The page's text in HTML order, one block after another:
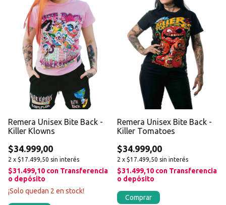
Remera Unisex Bite Back -
Killer Klowns
$34.999,00
2 x $17.499,50 sin interés
$31.499,10 con Transferencia
o depósito
¡Solo quedan 2 en stock!
Remera Unisex Bite Back -
Killer Tomatoes
$34.999,00
2 x $17.499,50 sin interés
$31.499,10 con Transferencia
o depósito
Comprar